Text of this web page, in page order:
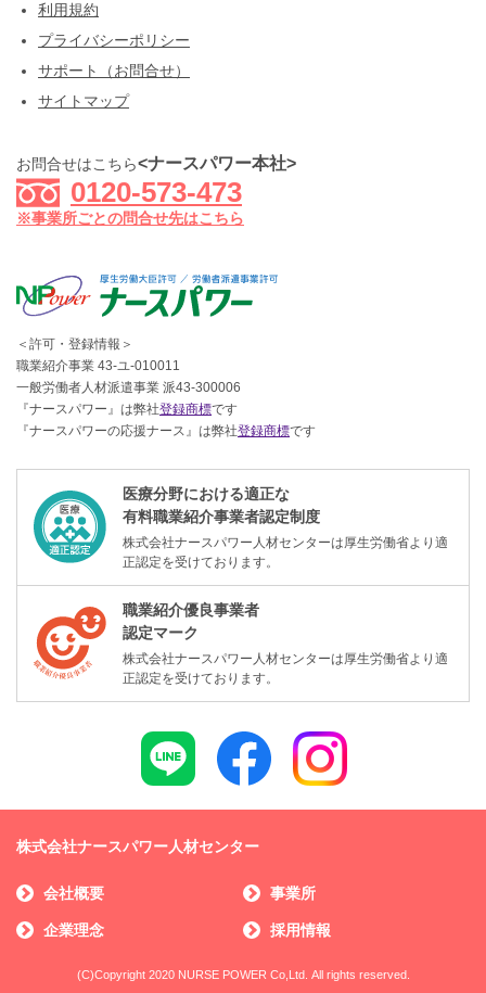
利用規約
プライバシーポリシー
サポート（お問合せ）
サイトマップ
お問合せはこちら<ナースパワー本社>
0120-573-473
※事業所ごとの問合せ先はこちら
＜許可・登録情報＞
職業紹介事業 43-ユ-010011
一般労働者人材派遣事業 派43-300006
『ナースパワー』は弊社登録商標です
『ナースパワーの応援ナース』は弊社登録商標です
医療分野における適正な
有料職業紹介事業者認定制度
株式会社ナースパワー人材センターは厚生労働省より適
正認定を受けております。
職業紹介優良事業者
認定マーク
株式会社ナースパワー人材センターは厚生労働省より適
正認定を受けております。
株式会社ナースパワー人材センター
会社概要 事業所
企業理念 採用情報
(C)Copyright 2020 NURSE POWER Co,Ltd. All rights reserved.